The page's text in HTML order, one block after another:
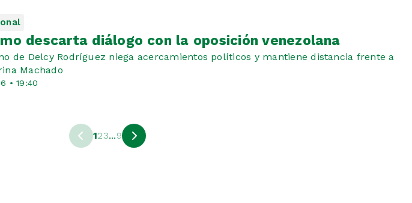
• 19:40
descarta diálogo con la oposición venezolana
de Delcy Rodríguez niega acercamientos políticos y mantiene distancia frente a
Machado
123...9